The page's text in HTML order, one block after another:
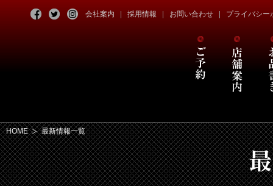
会社案内 採用情報 お問い合わせ プライバシー
HOME 最新情報一覧